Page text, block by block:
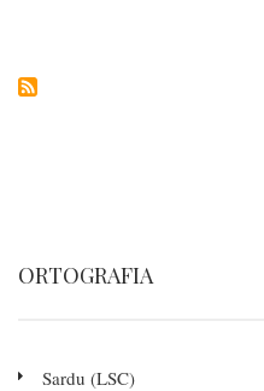
ORTOGRAFIA
Sardu (LSC)